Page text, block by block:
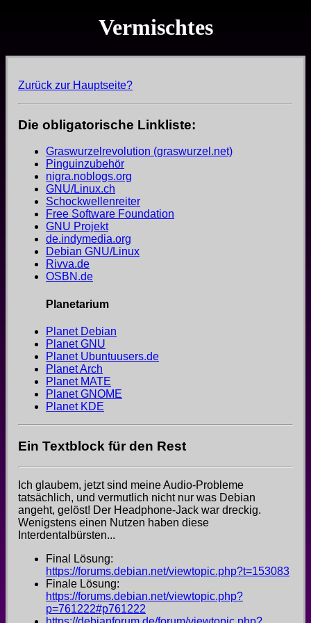
Vermischtes
Zurück zur Hauptseite?
Die obligatorische Linkliste:
Graswurzelrevolution (graswurzel.net)
Pinguinzubehör
nigra.noblogs.org
GNU/Linux.ch
Schockwellenreiter
Free Software Foundation
GNU Projekt
de.indymedia.org
Debian GNU/Linux
Rivva.de
OSBN.de
Planetarium
Planet Debian
Planet GNU
Planet Ubuntuusers.de
Planet Arch
Planet MATE
Planet GNOME
Planet KDE
Ein Textblock für den Rest
Ich glaubem, jetzt sind meine Audio-Probleme
tatsächlich, und vermutlich nicht nur was Debian
angeht, gelöst! Der Headphone-Jack war dreckig.
Wenigstens einen Nutzen haben diese
Interdentalbürsten...
Final Lösung:
https://forums.debian.net/viewtopic.php?t=153083
Finale Lösung:
https://forums.debian.net/viewtopic.php?
p=761222#p761222